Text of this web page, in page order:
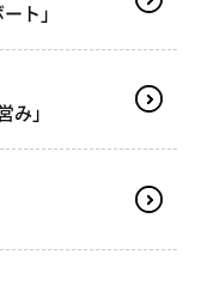
ト」
」